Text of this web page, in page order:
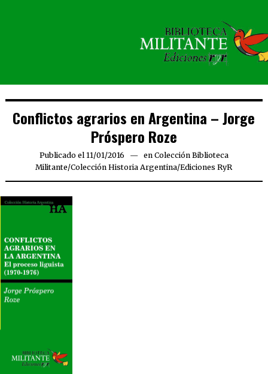
Conflictos agrarios en Argentina – Jorge
Próspero Roze
Publicado el 11/01/2016 16/11/2019
en Colección Biblioteca
Militante/Colección Historia Argentina/Ediciones RyR